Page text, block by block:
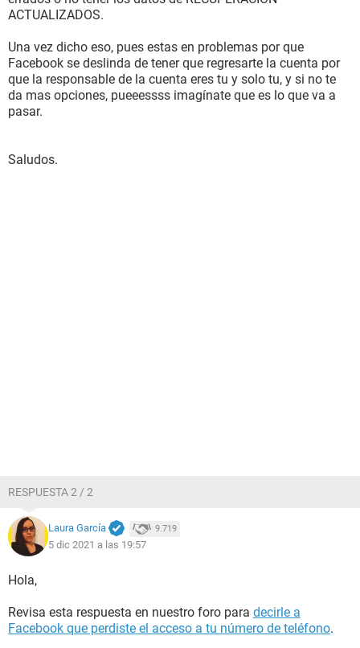
ACTUALIZADOS.
Una vez dicho eso, pues estas en problemas por que
Facebook se deslinda de tener que regresarte la cuenta por
que la responsable de la cuenta eres tu y solo tu, y si no te
da mas opciones, pueeessss imagínate que es lo que va a
pasar.
Saludos.
RESPUESTA 2 / 2
Laura García 9.719
5 dic 2021 a las 19:57
Hola,
Revisa esta respuesta en nuestro foro para decirle a
Facebook que perdiste el acceso a tu número de teléfono.